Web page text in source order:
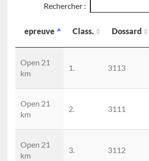
Rechercher :
epreuve Class. Dossard
Open 21
km
1. 3113
Open 21
km
2. 3111
Open 21
km
3. 3112